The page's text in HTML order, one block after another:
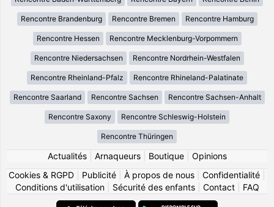
Rencontre Brandenburg Rencontre Bremen Rencontre Hamburg
Rencontre Hessen Rencontre Mecklenburg-Vorpommern
Rencontre Niedersachsen Rencontre Nordrhein-Westfalen
Rencontre Rheinland-Pfalz Rencontre Rhineland-Palatinate
Rencontre Saarland Rencontre Sachsen Rencontre Sachsen-Anhalt
Rencontre Saxony Rencontre Schleswig-Holstein
Rencontre Thüringen
Actualités| Arnaqueurs| Boutique| Opinions
Cookies & RGPD
Publicité À propos de nous Confidentialité
Conditions d'utilisation| Sécurité des enfants| Contact| FAQ